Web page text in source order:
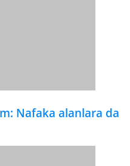
Nafaka alanlara da